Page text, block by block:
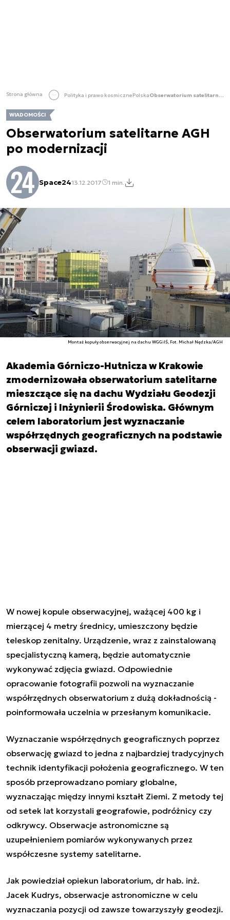
Strona główna Polityka i prawo kosmicznePolska Obserwatorium satelitarne AGH po modernizacji
WIADOMOŚCI
Obserwatorium satelitarne AGH
po modernizacji
Space2413.12.2017 1 min.
Montaż kopuły obserwacyjnej na dachu WGGiIŚ, Fot. Michał Nędzka/AGH
Akademia Górniczo-Hutnicza w Krakowie
zmodernizowała obserwatorium satelitarne
mieszczące się na dachu Wydziału Geodezji
Górniczej i Inżynierii Środowiska. Głównym
celem laboratorium jest wyznaczanie
współrzędnych geograficznych na podstawie
obserwacji gwiazd.
W nowej kopule obserwacyjnej, ważącej 400 kg i
mierzącej 4 metry średnicy, umieszczony będzie
teleskop zenitalny. Urządzenie, wraz z zainstalowaną
specjalistyczną kamerą, będzie automatycznie
wykonywać zdjęcia gwiazd. Odpowiednie
opracowanie fotografii pozwoli na wyznaczanie
współrzędnych obserwatorium z dużą dokładnością -
poinformowała uczelnia w przesłanym komunikacie.
Wyznaczanie współrzędnych geograficznych poprzez
obserwację gwiazd to jedna z najbardziej tradycyjnych
technik identyfikacji położenia geograficznego. W ten
sposób przeprowadzano pomiary globalne,
wyznaczając między innymi kształt Ziemi. Z metody tej
od setek lat korzystali geografowie, podróżnicy czy
odkrywcy. Obserwacje astronomiczne są
uzupełnieniem pomiarów wykonywanych przez
współczesne systemy satelitarne.
Jak powiedział opiekun laboratorium, dr hab. inż.
Jacek Kudrys, obserwacje astronomiczne w celu
wyznaczania pozycji od zawsze towarzyszyły geodezji.